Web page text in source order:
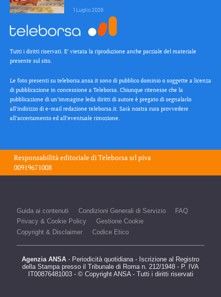
1 Luglio 2026
Tutti i diritti riservati. E’ vietata la riproduzione anche parziale del materiale
presente sul sito.
Le foto presenti su teleborsa.ansa.it sono di pubblico dominio o soggette a licenza
di pubblicazione in concessione a Teleborsa. Chiunque ritenesse che la
pubblicazione di un’immagine leda diritti di autore è pregato di segnalarlo
all’indirizzo di e-mail redazione teleborsa.it. Sarà nostra cura provvedere
all’accertamento ed all’eventuale rimozione.
Responsabilità editoriale diTeleborsa srl piva
00919671008
Guida ai contenuti Condizioni Generali di Servizio
FAQ
Privacy & Cookie Policy
Gestione Cookie
Copyright & Disclaimer
Codice Etico
Agenzia ANSA - Periodicità quotidiana - Iscrizione al Registro
della Stampa presso il Tribunale di Roma n. 212/1948 - P. IVA
IT00876481003 - © Copyright ANSA - Tutti i diritti riservati